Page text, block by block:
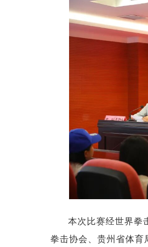
本次比赛经世界拳
拳击协会、贵州省体育